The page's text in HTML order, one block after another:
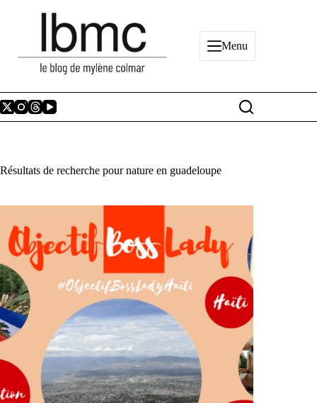
Menu
Résultats de recherche pour nature en guadeloupe